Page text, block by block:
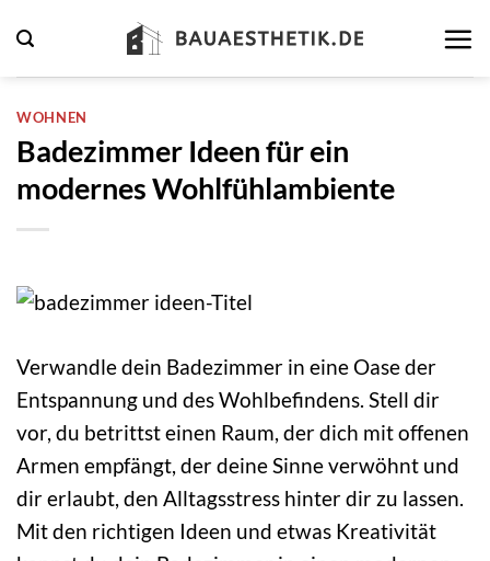
Inhalt
springen
WOHNEN
Badezimmer Ideen für ein
modernes Wohlfühlambiente
Verwandle dein Badezimmer in eine Oase der
Entspannung und des Wohlbefindens. Stell dir
vor, du betrittst einen Raum, der dich mit offenen
Armen empfängt, der deine Sinne verwöhnt und
dir erlaubt, den Alltagsstress hinter dir zu lassen.
Mit den richtigen Ideen und etwas Kreativität